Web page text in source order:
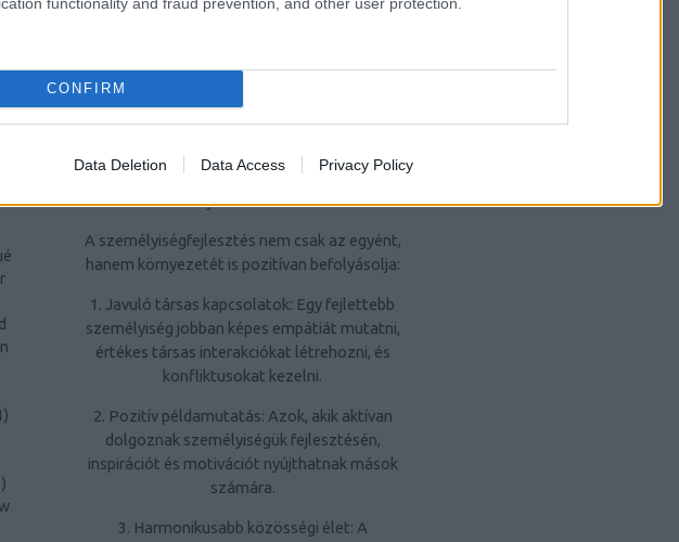
CONFIRM
Data Deletion Data Access Privacy Policy
)
)
)
4. Hatékonyabban kezeljék a stresszt: A
stresszkezelési technikák elsajátítása javítja
az életminőséget és segít megőrizni a
A személyiségfejlesztés jelentősége a
környezet számára
A személyiségfejlesztés nem csak az egyént,
hanem környezetét is pozitívan befolyásolja:
1. Javuló társas kapcsolatok: Egy fejlettebb
személyiség jobban képes empátiát mutatni,
értékes társas interakciókat létrehozni, és
konfliktusokat kezelni.
2. Pozitív példamutatás: Azok, akik aktívan
dolgoznak személyiségük fejlesztésén,
inspirációt és motivációt nyújthatnak mások
számára.
3. Harmonikusabb közösségi élet: A